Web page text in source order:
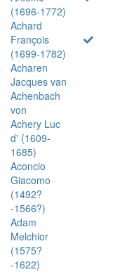
(1696-1772)
Achard
François
(1699-1782)
Acharen
Jacques van
Achenbach
von
Achery Luc
d' (1609-
1685)
Aconcio
Giacomo
(1492?
-1566?)
Adam
Melchior
(1575?
-1622)